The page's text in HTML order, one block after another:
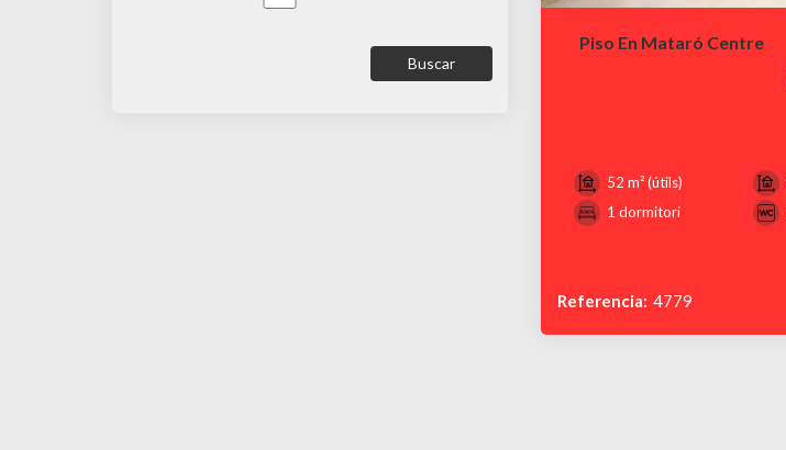
Buscar
Piso En Mataró Centre
52 m² (útils)
1 dormitori
Referencia: 4779